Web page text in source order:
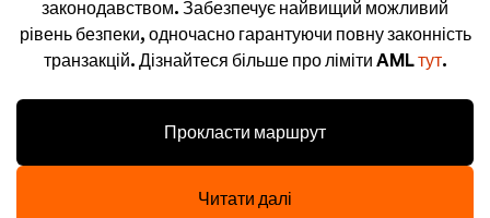
законодавством. Забезпечує найвищий можливий
рівень безпеки, одночасно гарантуючи повну законність
транзакцій. Дізнайтеся більше про ліміти AMLтут.
Прокласти маршрут
Читати далі